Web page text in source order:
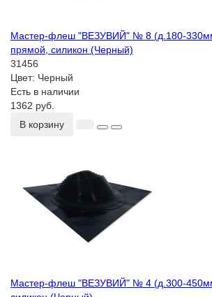
Мастер-флеш "ВЕЗУВИЙ" № 8 (д.180-
прямой, силикон (Черный)
31456
Цвет: Черный
Есть в наличии
1362 руб.
В корзину
Мастер-флеш "ВЕЗУВИЙ" № 4 (д.300-